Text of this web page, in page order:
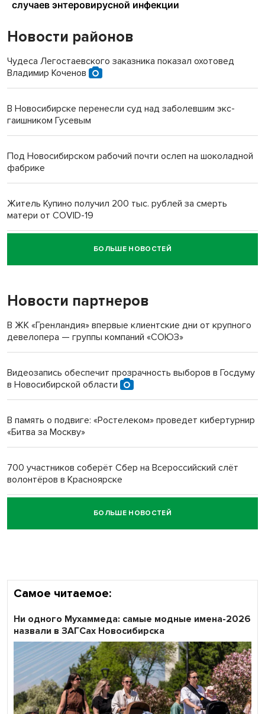
Новости районов
Чудеса Легостаевского заказника показал охотовед
Владимир Коченов
В Новосибирске перенесли суд над заболевшим экс-
гаишником Гусевым
Под Новосибирском рабочий почти ослеп на шоколадной
фабрике
Житель Купино получил 200 тыс. рублей за смерть
матери от COVID-19
Новосибирский суд наказал водителя за смерть
пенсионерки на вокзале
«Мы живём на пастбище!»: в новосибирском селе лошади
терроризируют жителей
Инвалид получил условный срок за избиение врачей
Новосибирский преподаватель с женой вошли в топ-16
Обновлённое отделение ВТБ открылось в Искитиме
БОЛЬШЕ НОВОСТЕЙ
Новости партнеров
В ЖК «Гренландия» впервые клиентские дни от крупного
девелопера — группы компаний «СОЮЗ»
Видеозапись обеспечит прозрачность выборов в Госдуму
в Новосибирской области
В память о подвиге: «Ростелеком» проведет кибертурнир
«Битва за Москву»
700 участников соберёт Сбер на Всероссийский слёт
волонтёров в Красноярске
Честный выбор: видеонаблюдение обеспечит
объективность результатов ЕДГ в Новосибирской
БОЛЬШЕ НОВОСТЕЙ
Самое читаемое:
Ни одного Мухаммеда: самые модные имена-2026
назвали в ЗАГСах Новосибирска